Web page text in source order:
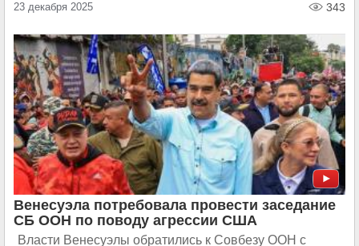
23 декабря 2025 343
Венесуэла потребовала провести заседание
СБ ООН по поводу агрессии США
Власти Венесуэлы обратились к Совбезу ООН с